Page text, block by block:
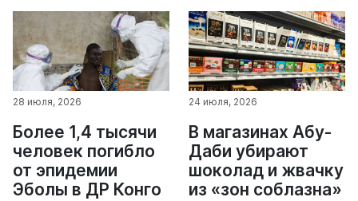
28 июля, 2026
Более 1,4 тысячи
человек погибло
от эпидемии
Эболы в ДР Конго
24 июля, 2026
В магазинах Абу-
Даби убирают
шоколад и жвачку
из «зон соблазна»